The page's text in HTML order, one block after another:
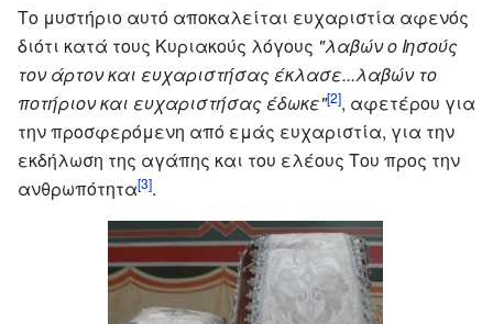
Το μυστήριο αυτό αποκαλείται ευχαριστία αφενός
διότι κατά τους Κυριακούς λόγους "λαβών ο Ιησούς
τον άρτον και ευχαριστήσας έκλασε...λαβών το
ποτήριον και ευχαριστήσας έδωκε"[2], αφετέρου για
την προσφερόμενη από εμάς ευχαριστία, για την
εκδήλωση της αγάπης και του ελέους Του προς την
ανθρωπότητα[3].